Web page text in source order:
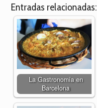
Entradas relacionadas:
La Gastronomía en
Barcelona